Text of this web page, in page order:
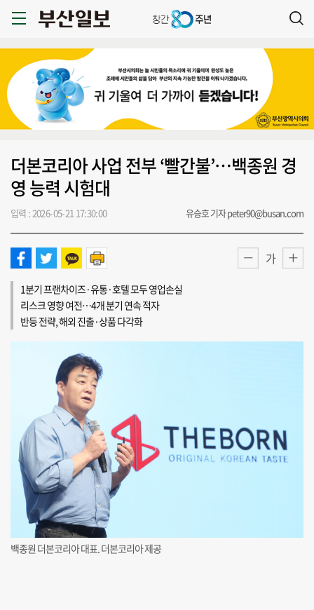
더본코리아 사업 전부 ‘빨간불’…백종원 경
영 능력 시험대
입력 : 2026-05-21 17:30:00 유승호 기자 peter90@busan.com
가
1분기 프랜차이즈·유통·호텔 모두 영업손실
리스크 영향 여전…4개 분기 연속 적자
반등 전략, 해외 진출·상품 다각화
백종원 더본코리아 대표. 더본코리아 제공